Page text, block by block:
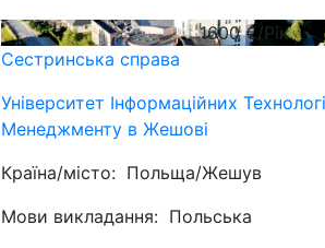
1600€/Рік
Сестринська справа
Університет Інформаційних
Менеджменту в Жешові
Країна/місто: Польща/Жешув
Мови викладання: Польська